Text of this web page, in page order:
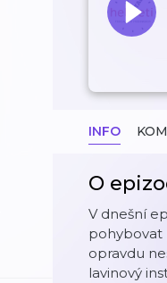
INFO
O
V dnešní
pohybovat
opravdu
lavinový